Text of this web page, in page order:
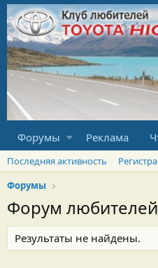
Форумы Реклама
Последняя активность
Форумы
Форум
Результаты не найдены.